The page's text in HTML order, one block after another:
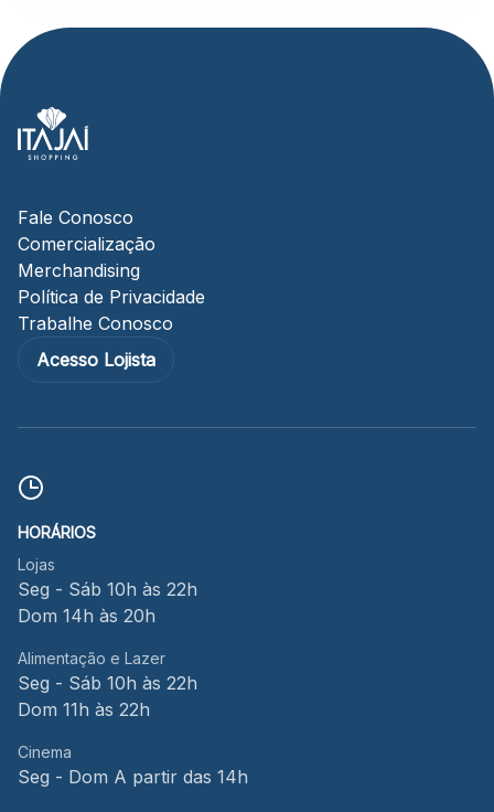
Fale Conosco
Comercialização
Merchandising
Política de Privacidade
Trabalhe Conosco
Acesso Lojista
HORÁRIOS
Lojas
Seg - Sáb 10h às 22h
Dom 14h às 20h
Alimentação e Lazer
Seg - Sáb 10h às 22h
Dom 11h às 22h
Cinema
Seg - Dom A partir das 14h